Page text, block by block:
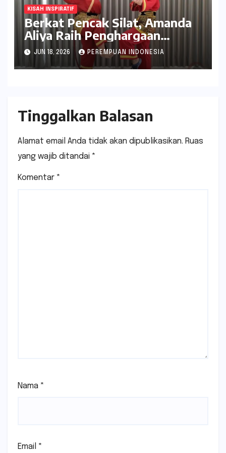
KISAH INSPIRATIF
Berkat Pencak Silat, Amanda
Aliya Raih Penghargaan
Bergengsi Smamda Champion
Award 2026
JUN 18, 2026 PEREMPUAN INDONESIA
Tinggalkan Balasan
Alamat email Anda tidak akan dipublikasikan. Ruas
yang wajib ditandai *
Komentar *
Nama *
Email *